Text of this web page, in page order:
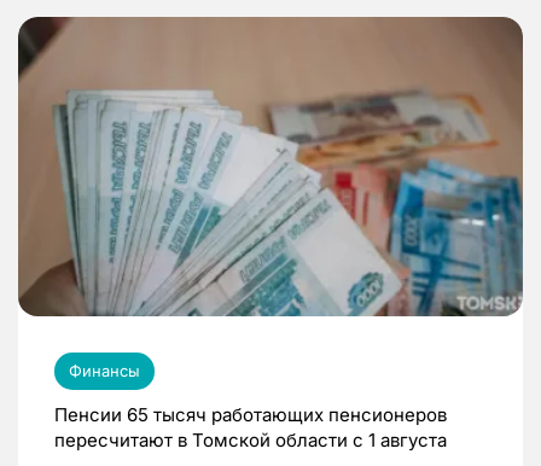
Финансы
Пенсии 65 тысяч работающих пенсионеров
пересчитают в Томской области с 1 августа